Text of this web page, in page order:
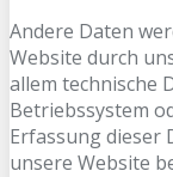
Andere Daten
Website durch
allem technische
Betriebssystem
Erfassung dieser
unsere Website